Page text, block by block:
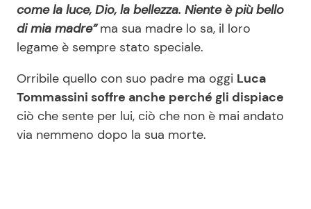
come la luce, Dio, la bellezza. Niente è più bello
di mia madre” ma sua madre lo sa, il loro
legame è sempre stato speciale.
Orribile quello con suo padre ma oggi Luca
Tommassini soffre anche perché gli dispiace
ciò che sente per lui, ciò che non è mai andato
via nemmeno dopo la sua morte.